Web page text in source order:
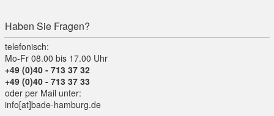
Haben Sie Fragen?
telefonisch:
Mo-Fr 08.00 bis 17.00 Uhr
+49 (0)40 - 713 37 32
+49 (0)40 - 713 37 33
oder per Mail unter:
info[at]bade-hamburg.de